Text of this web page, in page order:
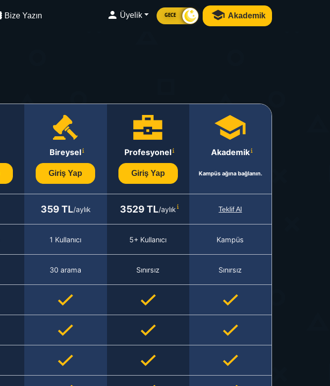
Bize Yazın Üyelik GECE Akademik
Bireysel
Giriş Yap
Profesyonel
Giriş Yap
Akademik
Kampüs ağına bağlanın.
359 TL/aylık 3529 TL/aylık Teklif Al
1 Kullanıcı 5+ Kullanıcı Kampüs
30 arama Sınırsız Sınırsız